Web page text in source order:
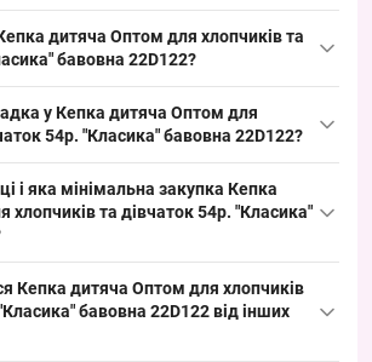
22D122 можна оптом з Одеси 7КМ — ходовий
стабільний попит у дитячому сегменті.
дитяча Оптом для хлопчиків та
бавовна 22D122?
для літа, забезпечує дихаючість і
у Кепка дитяча Оптом для
54р. "Класика" бавовна 22D122?
дітей відповідного віку; посадка класична
мерчандайзингу і закриває базовий
і яка мінімальна закупка Кепка
хлопчиків та дівчаток 54р. "Класика"
зручна для формування стартових
викладку і пришвидшує обіг літнього
Кепка дитяча Оптом для хлопчиків
бавовна 22D122 від інших